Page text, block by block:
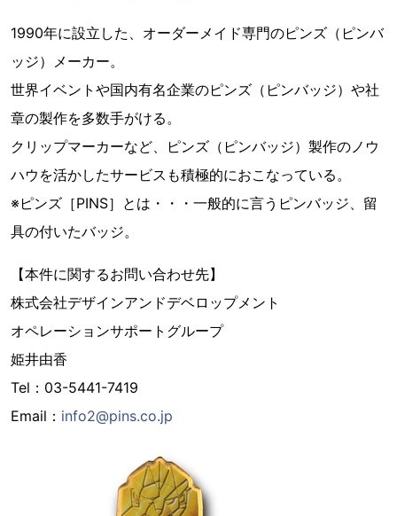
1990年に設立した、オーダーメイド専門のピンズ（ピンバ
ッジ）メーカー。
世界イベントや国内有名企業のピンズ（ピンバッジ）や社
章の製作を多数手がける。
クリップマーカーなど、ピンズ（ピンバッジ）製作のノウ
ハウを活かしたサービスも積極的におこなっている。
※ピンズ［PINS］とは・・・一般的に言うピンバッジ、留
具の付いたバッジ。
【本件に関するお問い合わせ先】
株式会社デザインアンドデベロップメント
オペレーションサポートグループ
姫井由香
Tel：03-5441-7419
Email： info2@pins.co.jp